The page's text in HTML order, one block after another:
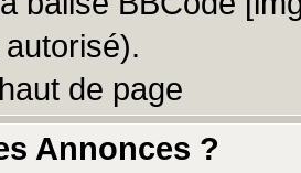
de page
Annonces ?